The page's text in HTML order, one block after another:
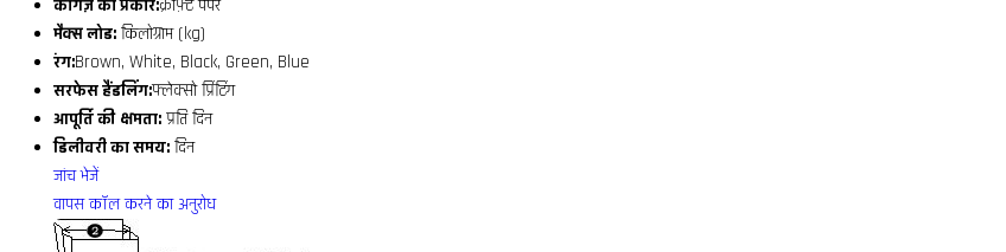
कागज़ का प्रकार:क्राफ़्ट पेपर
मैक्स लोड: किलोग्राम (kg)
रंग:Brown, White, Black, Green, Blue
सरफेस हैंडलिंग:फ्लेक्सो प्रिंटिंग
आपूर्ति की क्षमता: प्रति दिन
डिलीवरी का समय: दिन
जांच भेजें
वापस कॉल करने का अनुरोध